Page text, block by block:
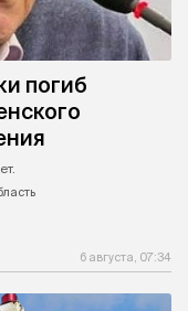
погиб
6 августа, 07:34